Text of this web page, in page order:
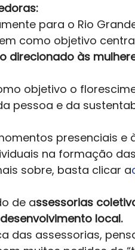
para o Rio
como objetivo
direcionado às
objetivo o
pessoa e da
presenciais e
na formação das
sobre, basta clicar a
de assessorias
local.
das assessorias,